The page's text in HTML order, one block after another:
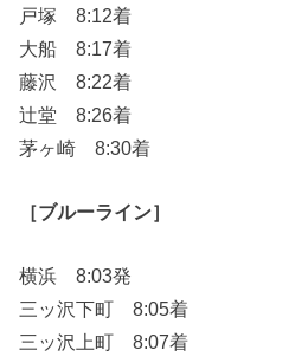
戸塚 8:12着
大船 8:17着
藤沢 8:22着
辻堂 8:26着
茅ヶ崎 8:30着
［ブルーライン］
横浜 8:03発
三ッ沢下町 8:05着
三ッ沢上町 8:07着